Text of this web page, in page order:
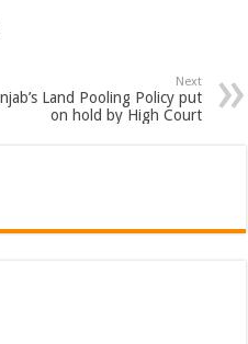
Next
Land Pooling Policy put
on hold by High Court